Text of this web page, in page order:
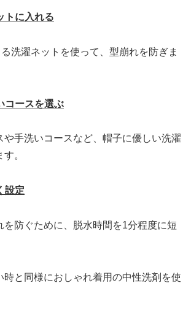
トに入れる
洗濯ネットを使って、型崩れを防ぎま
コースを選ぶ
や手洗いコースなど、帽子に優しい洗濯
。
設定
を防ぐために、脱水時間を1分程度に短
時と同様におしゃれ着用の中性洗剤を使